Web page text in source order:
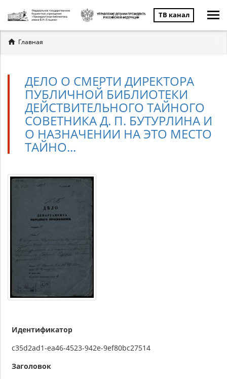
ТВ канал
Вы
здесь
Главная
ДЕЛО О СМЕРТИ ДИРЕКТОРА
ПУБЛИЧНОЙ БИБЛИОТЕКИ
ДЕЙСТВИТЕЛЬНОГО ТАЙНОГО
СОВЕТНИКА Д. П. БУТУРЛИНА И
О НАЗНАЧЕНИИ НА ЭТО МЕСТО
ТАЙНО...
Идентификатор
c35d2ad1-ea46-4523-942e-9ef80bc27514
Заголовок